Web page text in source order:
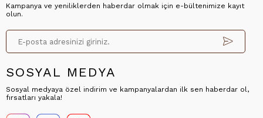
Kampanya ve yeniliklerden haberdar olmak için e-bültenimize kayıt
olun.
SOSYAL MEDYA
Sosyal medyaya özel indirim ve kampanyalardan ilk sen haberdar ol,
fırsatları yakala!